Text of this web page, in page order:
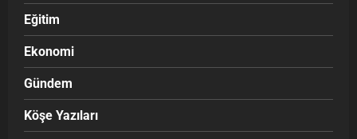
Eğitim
Ekonomi
Gündem
Köşe Yazıları